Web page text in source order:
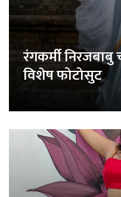
रंगकर्मी निरजबाबु
विशेष फोटोसुट